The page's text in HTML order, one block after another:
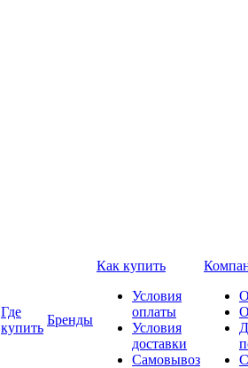
Где
купить
Бренды
Как купить
Условия
оплаты
Условия
доставки
Самовывоз